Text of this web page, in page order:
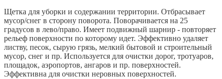
Щетка для уборки и содержании территории. Отбрасывает
мусор/снег в сторону поворота. Поворачивается на 25
градусов в лево/право. Имеет подвижный шарнир - повторяет
рельеф поверхности по которому идет. Эффективно удаляет
листву, песок, сырую грязь, мелкий бытовой и строительный
мусор, снег и пр. Используется для очистки дорог, тротуаров,
площадок, аэропортов, ангаров и пр. поверхностей.
Эффективна для очистки неровных поверхностей.